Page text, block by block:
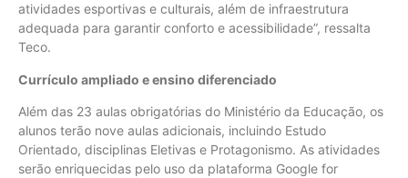
atividades esportivas e culturais, além de infraestrutura
adequada para garantir conforto e acessibilidade”, ressalta
Teco.
Currículo ampliado e ensino diferenciado
Além das 23 aulas obrigatórias do Ministério da Educação, os
alunos terão nove aulas adicionais, incluindo Estudo
Orientado, disciplinas Eletivas e Protagonismo. As atividades
serão enriquecidas pelo uso da plataforma Google for